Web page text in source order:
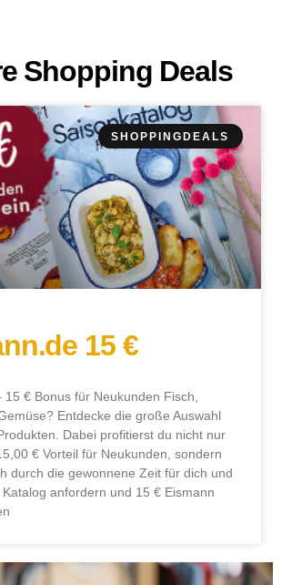
Shopping Deals
SHOPPINGDEALS
15 €
15 € Bonus für Neukunden Fisch,
Entdecke die große Auswahl
Dabei profitierst du nicht nur
€ Vorteil für Neukunden, sondern
durch die gewonnene Zeit für dich und
anfordern und 15 € Eismann